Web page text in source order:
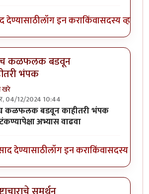
देण्यासाठीलॉग इन कराकिंवासदस्य व्हा
कळफलक बडवून
भंपक
खरे
04/12/2024 10:44
toकोणतेही सरकारी काम हेby
कळफलक बडवून काहीतरी भंपक
अभ्यास वाढवा
देण्यासाठीलॉग इन कराकिंवासदस्य व्हा